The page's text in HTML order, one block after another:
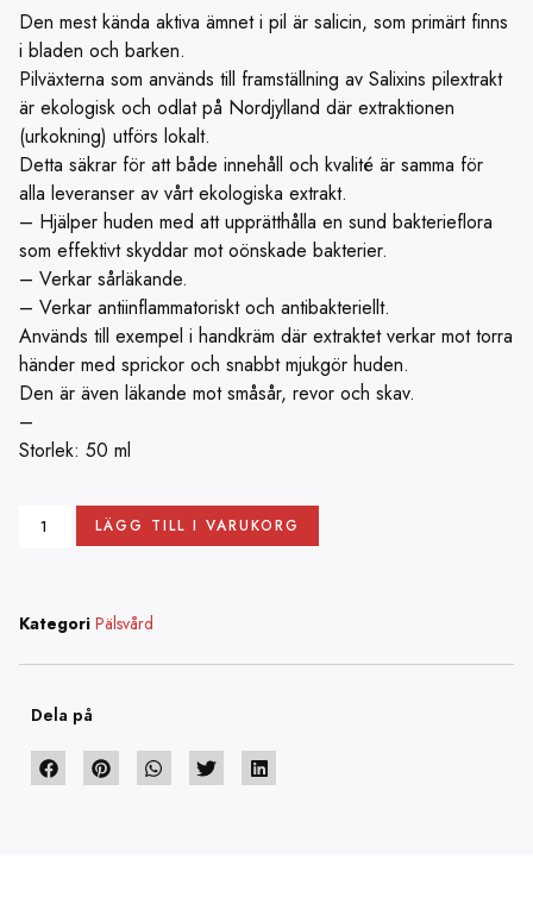
Den mest kända aktiva ämnet i pil är salicin, som primärt finns
i bladen och barken.
Pilväxterna som används till framställning av Salixins pilextrakt
är ekologisk och odlat på Nordjylland där extraktionen
(urkokning) utförs lokalt.
Detta säkrar för att både innehåll och kvalité är samma för
alla leveranser av vårt ekologiska extrakt.
– Hjälper huden med att upprätthålla en sund bakterieflora
som effektivt skyddar mot oönskade bakterier.
– Verkar sårläkande.
– Verkar antiinflammatoriskt och antibakteriellt.
Används till exempel i handkräm där extraktet verkar mot torra
händer med sprickor och snabbt mjukgör huden.
Den är även läkande mot småsår, revor och skav.
–
Storlek: 50 ml
LÄGG TILL I VARUKORG
Kategori Pälsvård
Dela på